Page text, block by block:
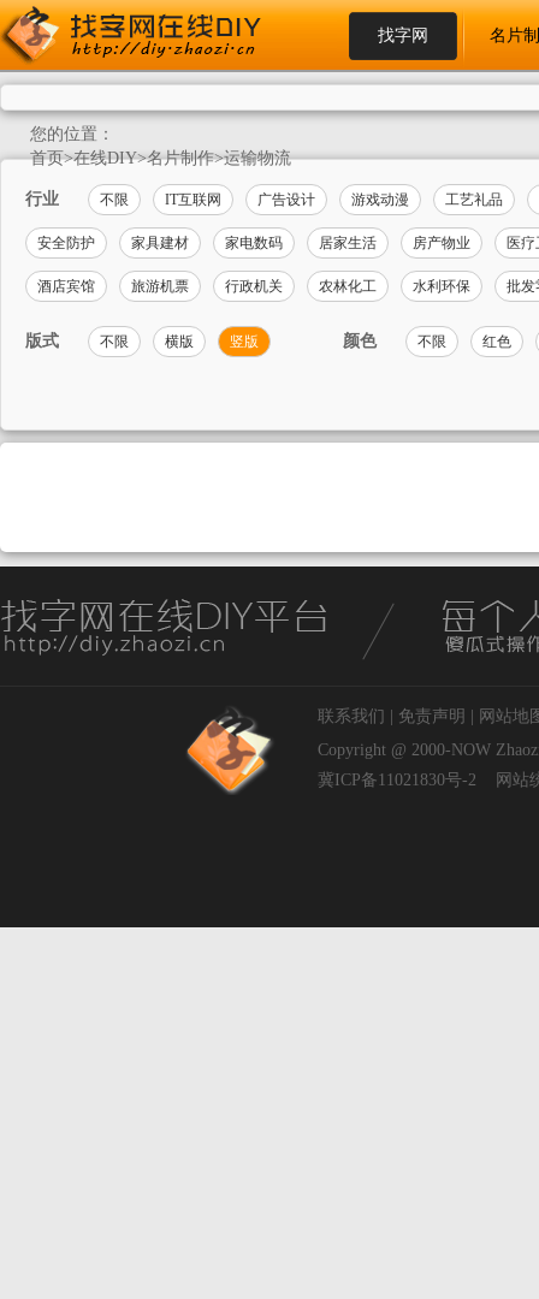
找字网 名片
您的位置：
首页>在线DIY>名片制作>运输物流
行业 不限 IT互联网 广告设计 游戏动漫 工艺礼品
安全防护 家具建材 家电数码 居家生活 房产物业 医
酒店宾馆 旅游机票 行政机关 农林化工 水利环保 批发
版式 不限 横版 竖版 颜色 不限 红色
联系我们 免责声明
网站地
Copyright @ 2000-NOW
冀ICP备11021830号-2
网站